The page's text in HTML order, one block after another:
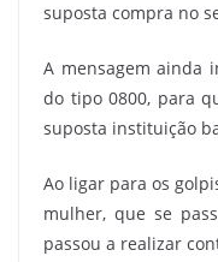
suposta compra no
A mensagem ainda
do tipo 0800, para
suposta instituição
Ao ligar para os
mulher, que se
passou a realizar